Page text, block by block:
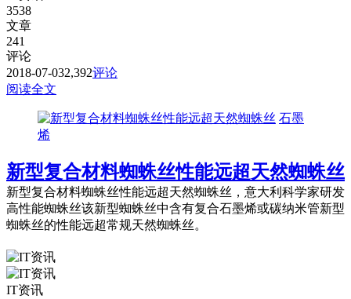
3538
文章
241
评论
2018-07-032,392评论
阅读全文
石墨
烯
新型复合材料蜘蛛丝性能远超天然蜘蛛丝
新型复合材料蜘蛛丝性能远超天然蜘蛛丝，意大利科学家研发
高性能蜘蛛丝该新型蜘蛛丝中含有复合石墨烯或碳纳米管新型
蜘蛛丝的性能远超常规天然蜘蛛丝。
IT资讯